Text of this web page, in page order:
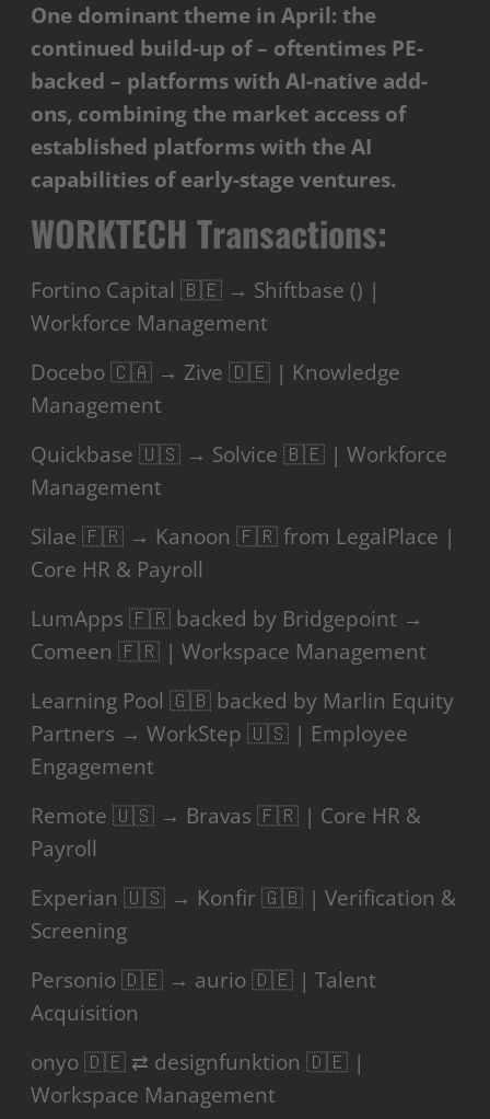
One dominant theme in April: the
continued build-up of – oftentimes PE-
backed – platforms with AI-native add-
ons, combining the market access of
established platforms with the AI
capabilities of early-stage ventures.
WORKTECH Transactions:
Fortino Capital 🇧🇪 → Shiftbase () |
Workforce Management
Docebo 🇨🇦 → Zive 🇩🇪 | Knowledge
Management
Quickbase 🇺🇸 → Solvice 🇧🇪 | Workforce
Management
Silae 🇫🇷 → Kanoon 🇫🇷 from LegalPlace |
Core HR & Payroll
LumApps 🇫🇷 backed by Bridgepoint →
Comeen 🇫🇷 | Workspace Management
Learning Pool 🇬🇧 backed by Marlin Equity
Partners → WorkStep 🇺🇸 | Employee
Engagement
Remote 🇺🇸 → Bravas 🇫🇷 | Core HR &
Payroll
Experian 🇺🇸 → Konfir 🇬🇧 | Verification &
Screening
Personio 🇩🇪 → aurio 🇩🇪 | Talent
Acquisition
onyo 🇩🇪 ⇄ designfunktion 🇩🇪 |
Workspace Management